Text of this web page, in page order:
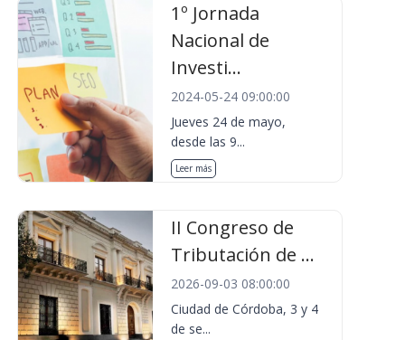
1º Jornada
Nacional de
Investi...
2024-05-24 09:00:00
Jueves 24 de mayo,
desde las 9...
Leer más
II Congreso de
Tributación de ...
2026-09-03 08:00:00
Ciudad de Córdoba, 3 y 4
de se...